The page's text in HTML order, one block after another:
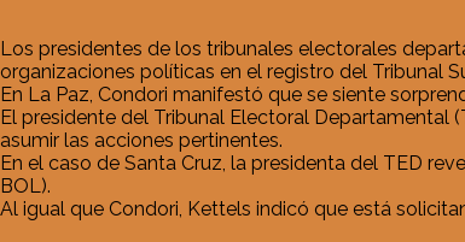
Los presidentes de los tribunales electorales
organizaciones políticas en el registro del Tribunal
En La Paz, Condori manifestó que se siente
El presidente del Tribunal Electoral Departamental
asumir las acciones pertinentes.
En el caso de Santa Cruz, la presidenta del TED
BOL).
Al igual que Condori, Kettels indicó que está